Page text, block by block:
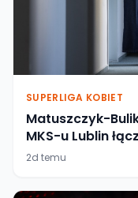
SUPERLIGA KOBIET
Matuszczyk-
MKS-u Lublin
2d temu